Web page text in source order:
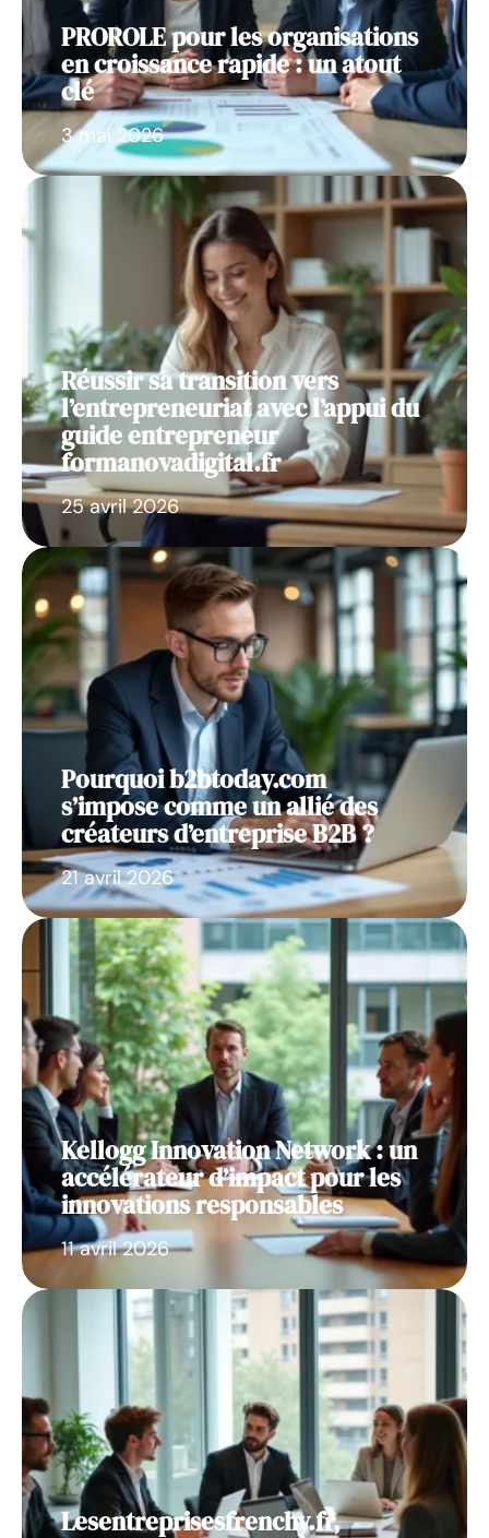
PROROLE pour les organisations
en croissance rapide : un atout
clé
3 mai 2026
Réussir sa transition vers
l’entrepreneuriat avec l’appui du
guide entrepreneur
formanovadigital.fr
25 avril 2026
Pourquoi b2btoday.com
s’impose comme un allié des
créateurs d’entreprise B2B ?
21 avril 2026
Kellogg Innovation Network : un
accélérateur d’impact pour les
innovations responsables
11 avril 2026
Lesentreprisesfrenchy.fr,